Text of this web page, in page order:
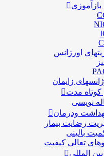
اورژانس
زایمان
کوتاه مدت
نویسی
ودرمان
رضايت بيمار
بالينی
تعالی کيفيت
المللی